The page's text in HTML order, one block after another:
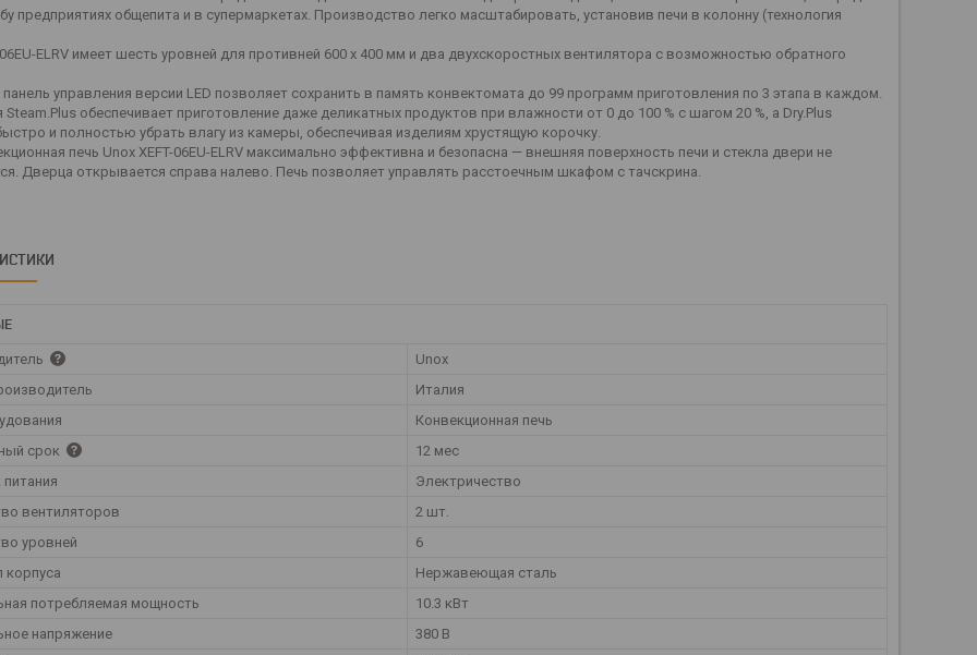
предприятиях общепита и в супермаркетах. Производство легко масштабировать, установив печи в колонну (технология
06EU-ELRV имеет шесть уровней для противней 600 x 400 мм и два двухскоростных вентилятора с возможностью обратного
управления версии LED позволяет сохранить в память конвектомата до 99 программ приготовления по 3 этапа в каждом.
Steam.Plus обеспечивает приготовление даже деликатных продуктов при влажности от 0 до 100 % c шагом 20 %, а Dry.Plus
и полностью убрать влагу из камеры, обеспечивая изделиям хрустящую корочку.
печь Unox XEFT-06EU-ELRV максимально эффективна и безопасна — внешняя поверхность печи и стекла двери не
Дверца открывается справа налево. Печь позволяет управлять расстоечным шкафом с тачскрина.
Unox
Италия
Конвекционная печь
срок
12 мес
Электричество
вентиляторов
2 шт.
уровней
6
корпуса
Нержавеющая сталь
потребляемая мощность
10.3 кВт
напряжение
380 В